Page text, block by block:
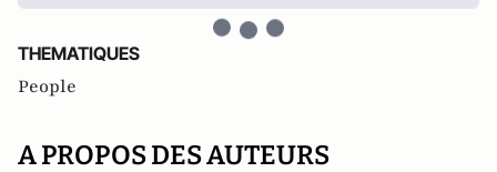
THEMATIQUES
People
A PROPOS DES AUTEURS